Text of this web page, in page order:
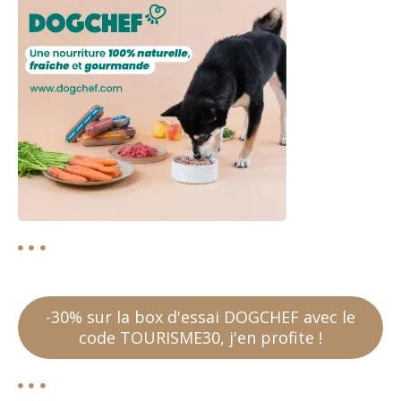
e
s
-30% sur la box d'essai DOGCHEF avec le
code TOURISME30, j'en profite !